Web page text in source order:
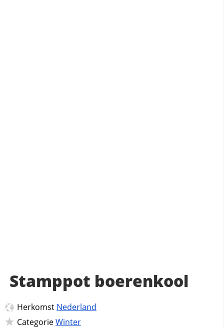
Stamppot boerenkool
Herkomst Nederland
CategorieWinter